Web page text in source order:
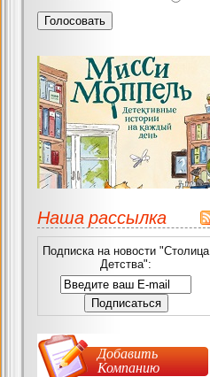
Наша рассылка
Подписка на новости "Столица
Детства":
Добавить
Компанию